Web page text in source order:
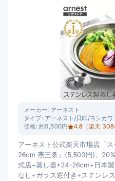
メーカー: アーネスト
タイプ: アーネスト/貝印/ヨシカ
価格: 約5,500円 4.8 （楽天 308
アーネスト公式楽天市場店「
26cm 燕三条」(5,500円)。
式店+蒸し器+24-26cm+日本
なし+ガラス窓付き+ステンレ